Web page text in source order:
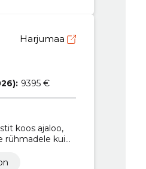
Harjumaa
9395 €
koos ajaloo,
rühmadele kui